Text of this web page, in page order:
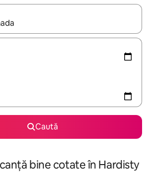
rezultatele, navighează folosind tastele
Caută
bine cotate în Hardisty